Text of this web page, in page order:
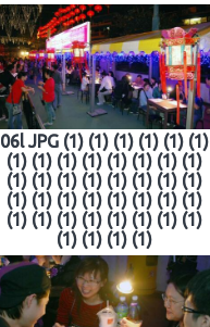
06l JPG (1) (1) (1) (1) (1) (1)
(1) (1) (1) (1) (1) (1) (1) (1)
(1) (1) (1) (1) (1) (1) (1) (1)
(1) (1) (1) (1) (1) (1) (1) (1)
(1) (1) (1) (1) (1) (1) (1) (1)
(1) (1) (1) (1)